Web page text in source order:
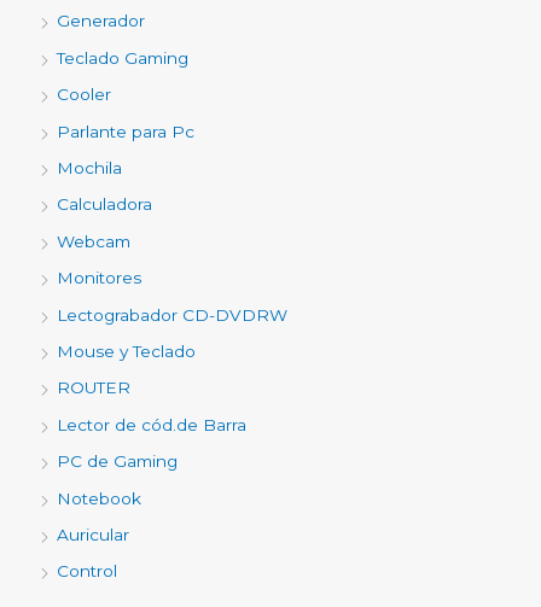
Generador
Teclado Gaming
Cooler
Parlante para Pc
Mochila
Calculadora
Webcam
Monitores
Lectograbador CD-DVDRW
Mouse y Teclado
ROUTER
Lector de cód.de Barra
PC de Gaming
Notebook
Auricular
Control